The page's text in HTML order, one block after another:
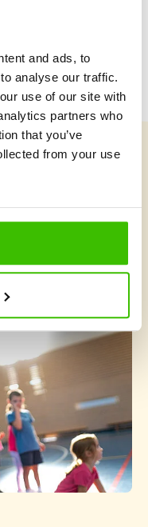
and ads, to
analyse our traffic.
use of our site with
partners who
that you’ve
from your use
nové?